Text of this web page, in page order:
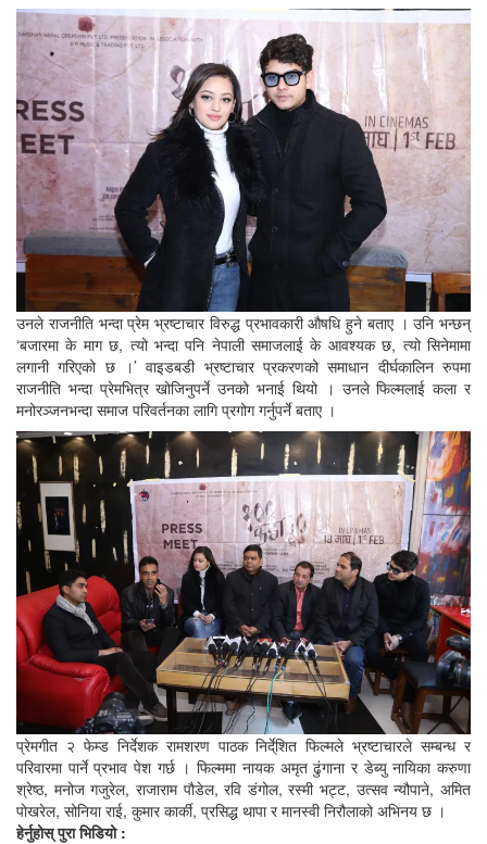
उनले राजनीति भन्दा प्रेम भ्रष्टाचार विरुद्ध प्रभावकारी औषधि हुने बताए । उनि भन्छन्
‘बजारमा के माग छ, त्यो भन्दा पनि नेपाली समाजलाई के आवश्यक छ, त्यो सिनेमामा
लगानी गरिएको छ ।’ वाइडबडी भ्रष्टाचार प्रकरणको समाधान दीर्घकालिन रुपमा
राजनीति भन्दा प्रेमभित्र खोजिनुपर्ने उनको भनाई थियो । उनले फिल्मलाई कला र
मनोरञ्जनभन्दा समाज परिवर्तनका लागि प्रगोग गर्नुपर्ने बताए ।
प्रेमगीत २ फेम्ड निर्देशक रामशरण पाठक निर्दे्शित फिल्मले भ्रष्टाचारले सम्बन्ध र
परिवारमा पार्ने प्रभाव पेश गर्छ । फिल्ममा नायक अमृत ढुंगाना र डेब्यु नायिका करुणा
श्रेष्ठ, मनोज गजुरेल, राजाराम पौडेल, रवि डंगोल, रस्मी भट्ट, उत्सव न्यौपाने, अमित
पोखरेल, सोनिया राई, कुमार कार्की, प्रसिद्ध थापा र मानस्वी निरौलाको अभिनय छ ।
हेर्नुहोस् पुरा भिडियो :